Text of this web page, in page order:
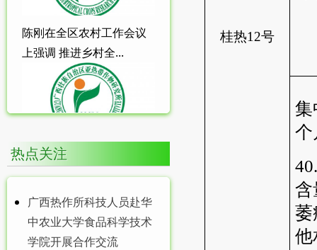
陈刚在全区农村工作会议
上强调 推进乡村全...
中共中央 国务院关于锚定
农业农村现代化 ...
热点关注
广西热作所科技人员赴华
中农业大学食品科学技术
学院开展合作交流
桂热12号
集
个
含
萎
他